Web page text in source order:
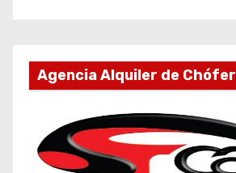
Agencia Alquiler de Chófer